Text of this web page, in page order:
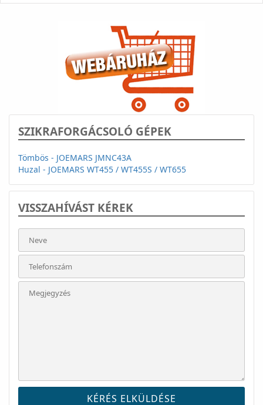
SZIKRAFORGÁCSOLÓ GÉPEK
Tömbös - JOEMARS JMNC43A
Huzal - JOEMARS WT455 / WT455S / WT655
VISSZAHÍVÁST KÉREK